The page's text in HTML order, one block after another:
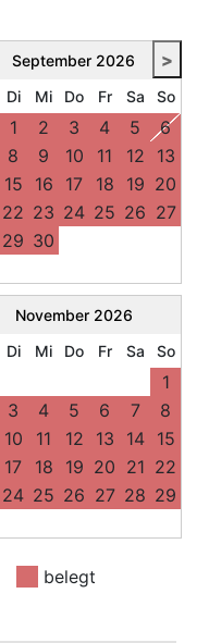
September 2026
Di Mi Do Fr Sa So
1 2 3 4 5
6
8 9 10 11 12
13
15 16 17 18 19 20
22 23 24 25 26 27
29 30
November 2026
Di Mi Do Fr Sa So
1
3 4 5 6 7
8
10 11 12 13 14
15
17 18 19 20 21 22
24 25 26 27 28 29
belegt
>